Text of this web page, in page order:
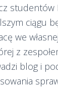
ciągu
we
z
blog i